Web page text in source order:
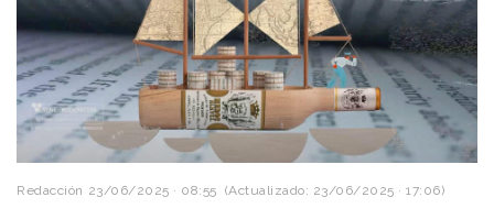
Redacción 23/06/2025 · 08:55 (Actualizado: 23/06/2025 · 17:06)